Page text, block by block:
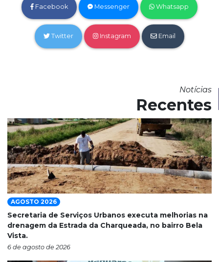
Facebook Messenger Whatsapp
Twitter Instagram Email
Notícias
Recentes
AGOSTO 2026
Secretaria de Serviços Urbanos executa melhorias na
drenagem da Estrada da Charqueada, no bairro Bela
Vista.
6 de agosto de 2026